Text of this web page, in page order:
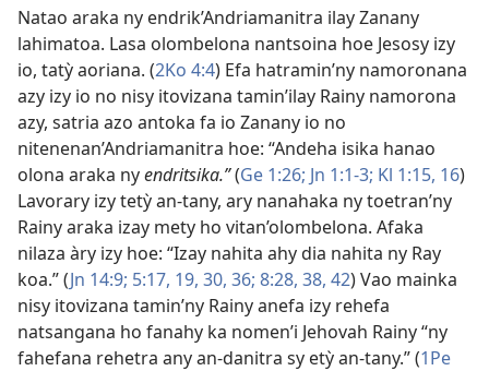
Natao araka ny endrik’Andriamanitra ilay Zanany
lahimatoa. Lasa olombelona nantsoina hoe Jesosy izy
io, tatỳ aoriana. (2Ko 4:4) Efa hatramin’ny namoronana
azy izy io no nisy itovizana tamin’ilay Rainy namorona
azy, satria azo antoka fa io Zanany io no
nitenenan’Andriamanitra hoe: “Andeha isika hanao
olona araka nyendritsika.”(Ge 1:26; Jn 1:1-3; Kl 1:15, 16)
Lavorary izy tetỳ an-tany, ary nanahaka ny toetran’ny
Rainy araka izay mety ho vitan’olombelona. Afaka
nilaza àry izy hoe: “Izay nahita ahy dia nahita ny Ray
koa.” (Jn 14:9; 5:17, 19, 30, 36; 8:28, 38, 42) Vao mainka
nisy itovizana tamin’ny Rainy anefa izy rehefa
natsangana ho fanahy ka nomen’i Jehovah Rainy “ny
fahefana rehetra any an-danitra sy etỳ an-tany.” (1Pe